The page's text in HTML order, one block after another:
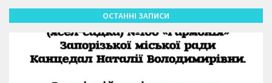
ОСТАННІ ЗАПИСИ